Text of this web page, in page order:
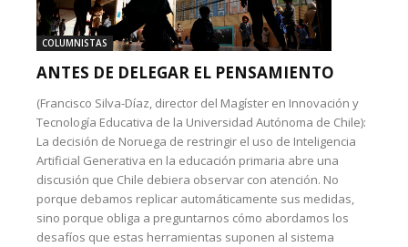
COLUMNISTAS
ANTES DE DELEGAR EL PENSAMIENTO
(Francisco Silva-Díaz, director del Magíster en Innovación y
Tecnología Educativa de la Universidad Autónoma de Chile):
La decisión de Noruega de restringir el uso de Inteligencia
Artificial Generativa en la educación primaria abre una
discusión que Chile debiera observar con atención. No
porque debamos replicar automáticamente sus medidas,
sino porque obliga a preguntarnos cómo abordamos los
desafíos que estas herramientas suponen al sistema